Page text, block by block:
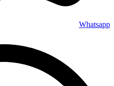
Whatsapp